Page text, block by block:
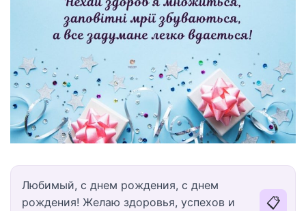
Любимый, с днем рождения, с днем
рождения! Желаю здоровья, успехов и
📋